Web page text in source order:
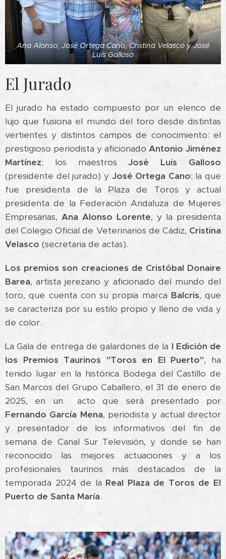
Ana Alonso, José Ortega Cano, Cristina Velasco y José
Luís Galloso
El Jurado
El jurado ha estado compuesto por un elenco de
lujo que fusiona el mundo del toro desde distintas
vertientes y distintos campos de conocimiento: el
prestigioso periodista y aficionadoAntonio Jiménez
Martínez; los maestrosJosé Luis Galloso
(presidente del jurado) y José Ortega Cano; la que
fue presidenta de la Plaza de Toros y actual
presidenta de la Federación Andaluza de Mujeres
Empresarias,Ana Alonso Lorente, y la presidenta
del Colegio Oficial de Veterinarios de Cádiz, Cristina
Velasco (secretaria de actas).
Los premios son creaciones de Cristóbal Donaire
Barea, artista jerezano y aficionado del mundo del
toro, que cuenta con su propia marca Balcris, que
se caracteriza por su estilo propio y lleno de vida y
de color.
La Gala de entrega de galardones de la I Edición de
los Premios Taurinos "Toros en El Puerto", ha
tenido lugar en la histórica Bodega del Castillo de
San Marcos del Grupo Caballero, el 31 de enero de
2025, en un acto que será presentado por
Fernando García Mena, periodista y actual director
y presentador de los informativos del fin de
semana de Canal Sur Televisión, y donde se han
reconocido las mejores actuaciones y a los
profesionales taurinos más destacados de la
temporada 2024 de la Real Plaza de Toros de El
Puerto de Santa María.